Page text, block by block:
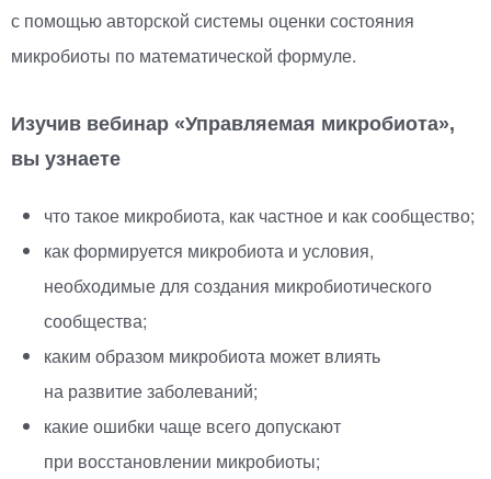
с помощью авторской системы оценки состояния
микробиоты по математической формуле.
Изучив вебинар «Управляемая микробиота»,
вы узнаете
что такое микробиота, как частное и как сообщество;
как формируется микробиота и условия,
необходимые для создания микробиотического
сообщества;
каким образом микробиота может влиять
на развитие заболеваний;
какие ошибки чаще всего допускают
при восстановлении микробиоты;